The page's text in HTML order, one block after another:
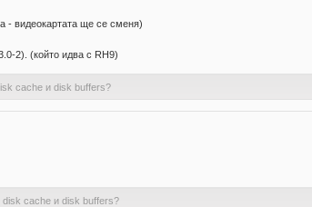
- видеокартата ще се сменя)
2). (който идва с RH9)
cache и disk buffers?
disk cache и disk buffers?